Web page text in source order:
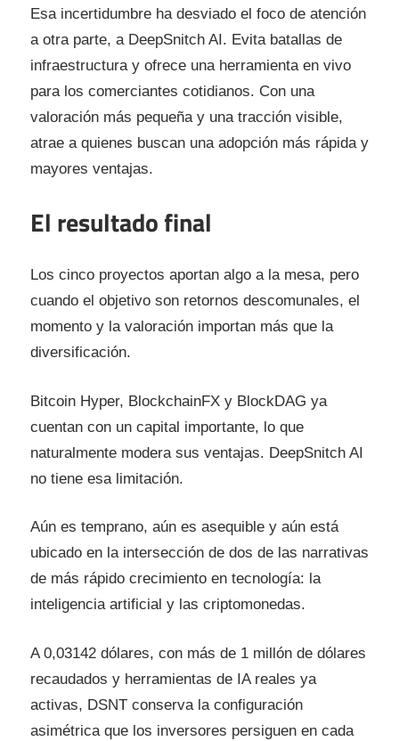
Esa incertidumbre ha desviado el foco de atención
a otra parte, a DeepSnitch AI. Evita batallas de
infraestructura y ofrece una herramienta en vivo
para los comerciantes cotidianos. Con una
valoración más pequeña y una tracción visible,
atrae a quienes buscan una adopción más rápida y
mayores ventajas.
El resultado final
Los cinco proyectos aportan algo a la mesa, pero
cuando el objetivo son retornos descomunales, el
momento y la valoración importan más que la
diversificación.
Bitcoin Hyper, BlockchainFX y BlockDAG ya
cuentan con un capital importante, lo que
naturalmente modera sus ventajas. DeepSnitch AI
no tiene esa limitación.
Aún es temprano, aún es asequible y aún está
ubicado en la intersección de dos de las narrativas
de más rápido crecimiento en tecnología: la
inteligencia artificial y las criptomonedas.
A 0,03142 dólares, con más de 1 millón de dólares
recaudados y herramientas de IA reales ya
activas, DSNT conserva la configuración
asimétrica que los inversores persiguen en cada